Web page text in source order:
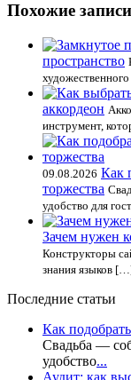
Похожие записи
пространство
аккордеон
инструмент,
09.08.2026 Как
торжества
удобство для
Зачем нужен
Конструкторы
знания языков
Последние статьи
Как
Свадьба —
удобство...
Аудит: как